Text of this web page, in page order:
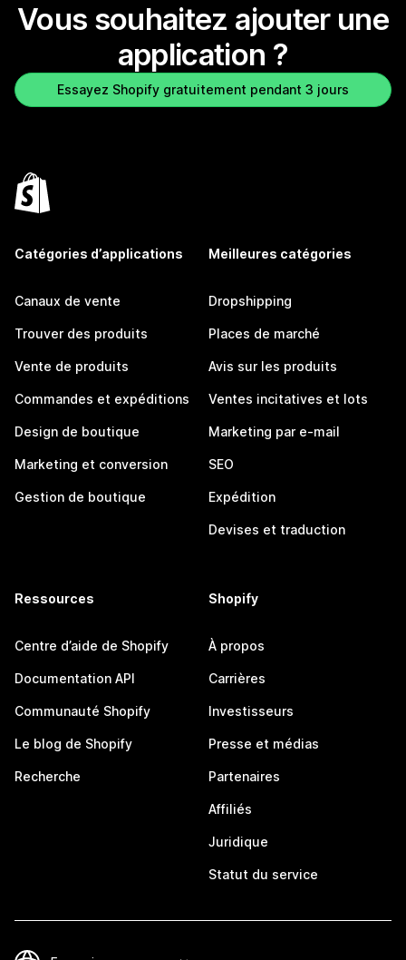
Vous souhaitez ajouter une
application ?
Essayez Shopify gratuitement pendant 3 jours
Catégories d’applications
Canaux de vente
Trouver des produits
Vente de produits
Commandes et expéditions
Design de boutique
Marketing et conversion
Gestion de boutique
Meilleures catégories
Dropshipping
Places de marché
Avis sur les produits
Ventes incitatives et lots
Marketing par e-mail
SEO
Expédition
Devises et traduction
Ressources
Centre d’aide de Shopify
Documentation API
Communauté Shopify
Le blog de Shopify
Recherche
Shopify
À propos
Carrières
Investisseurs
Presse et médias
Partenaires
Affiliés
Juridique
Statut du service